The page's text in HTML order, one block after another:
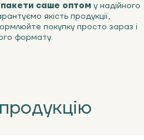
пакети саше оптом у надійного
якість продукції,
покупку просто зараз і
формату.